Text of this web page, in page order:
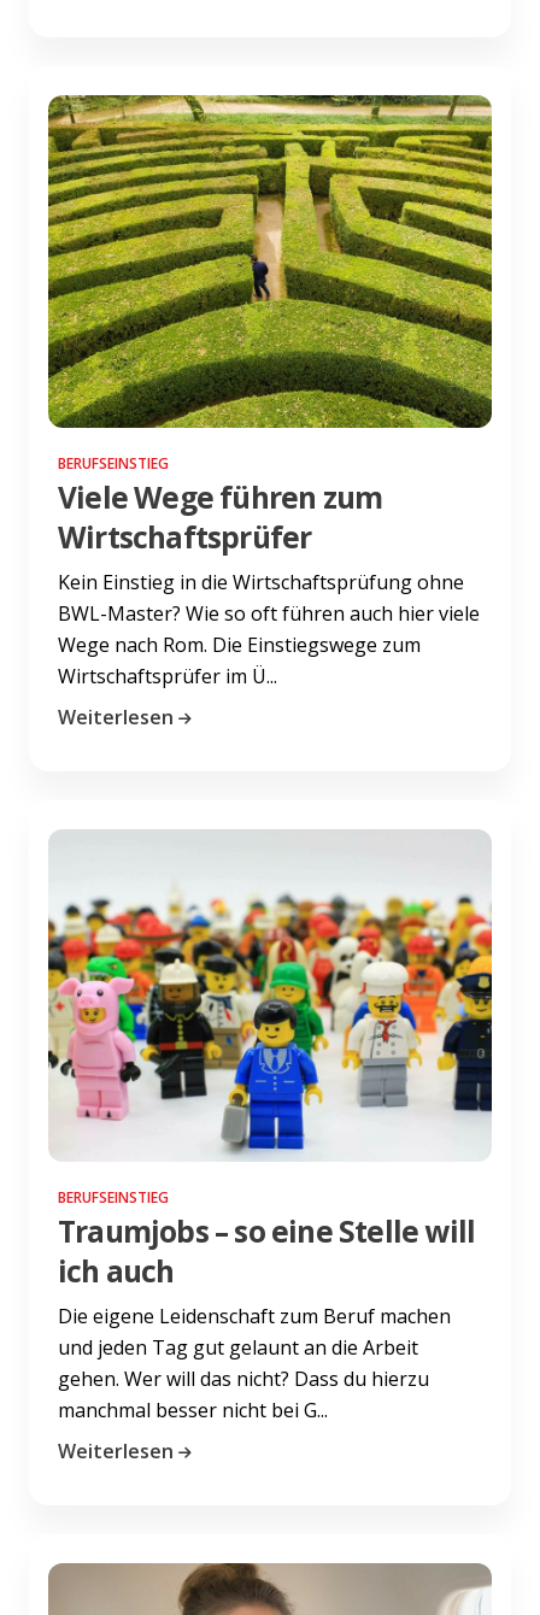
BERUFSEINSTIEG
Viele Wege führen zum
Wirtschaftsprüfer
Kein Einstieg in die Wirtschaftsprüfung ohne
BWL-Master? Wie so oft führen auch hier viele
Wege nach Rom. Die Einstiegswege zum
Wirtschaftsprüfer im Ü...
Weiterlesen
BERUFSEINSTIEG
Traumjobs – so eine Stelle will
ich auch
Die eigene Leidenschaft zum Beruf machen
und jeden Tag gut gelaunt an die Arbeit
gehen. Wer will das nicht? Dass du hierzu
manchmal besser nicht bei G...
Weiterlesen